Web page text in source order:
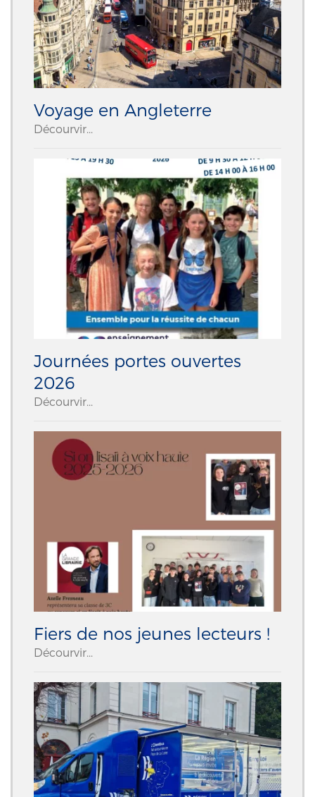
Voyage en Angleterre
Décourvir...
Journées portes ouvertes
2026
Décourvir...
Fiers de nos jeunes lecteurs !
Décourvir...